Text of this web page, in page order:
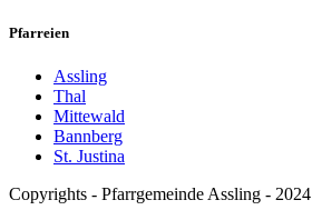
Pfarreien
Assling
Thal
Mittewald
Bannberg
St. Justina
Copyrights - Pfarrgemeinde Assling - 2024